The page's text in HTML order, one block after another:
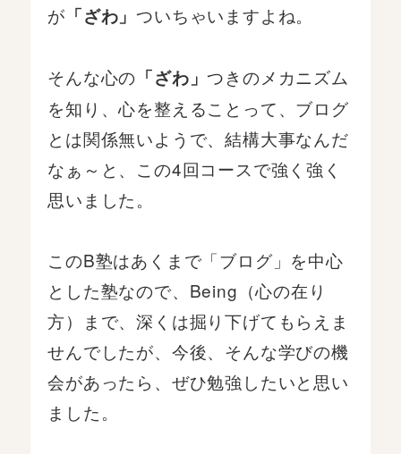
が 「ざわ」 ついちゃいますよね。
そんな心の 「ざわ」 つきのメカニズム
を知り、心を整えることって、ブログ
とは関係無いようで、結構大事なんだ
なぁ～と、この4回コースで強く強く
思いました。
このB塾はあくまで「ブログ」を中心
とした塾なので、Being（心の在り
方）まで、深くは掘り下げてもらえま
せんでしたが、今後、そんな学びの機
会があったら、ぜひ勉強したいと思い
ました。